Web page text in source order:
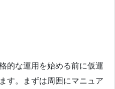
的な運用を始める前に仮運
す。まずは周囲にマニュア